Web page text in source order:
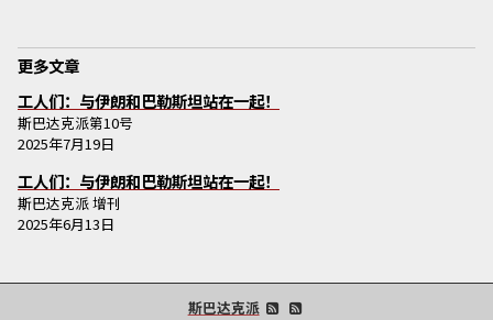
更多文章
工人们：与伊朗和巴勒斯坦站在一起！
斯巴达克派第10号
2025年7月19日
工人们：与伊朗和巴勒斯坦站在一起！
斯巴达克派增刊
2025年6月13日
斯巴达克派